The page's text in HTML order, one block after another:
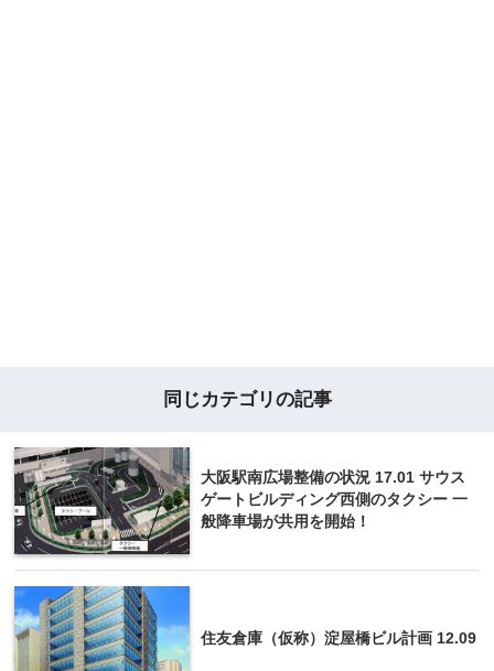
同じカテゴリの記事
大阪駅南広場整備の状況 17.01 サウス
ゲートビルディング西側のタクシー 一
般降車場が共用を開始！
住友倉庫（仮称）淀屋橋ビル計画 12.09